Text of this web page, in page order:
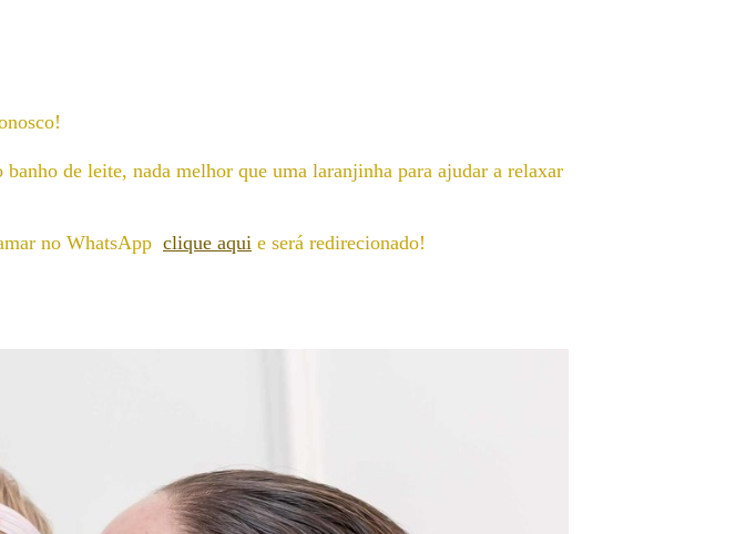
de leite, nada melhor que uma laranjinha para ajudar a relaxar
no WhatsApp clique aqui e será redirecionado!